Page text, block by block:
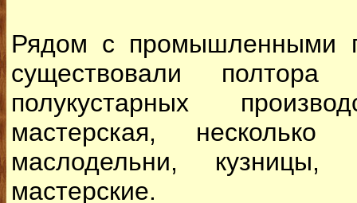
Рядом с промышленными
существовали полтора
полукустарных
мастерская,
маслодельни,
мастерские.